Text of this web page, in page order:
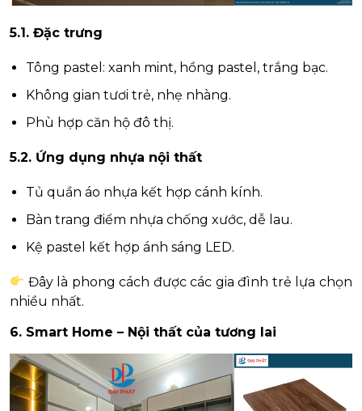
5.1. Đặc trưng
Tông pastel: xanh mint, hồng pastel, trắng bạc.
Không gian tươi trẻ, nhẹ nhàng.
Phù hợp căn hộ đô thị.
5.2. Ứng dụng nhựa nội thất
Tủ quần áo nhựa kết hợp cánh kính.
Bàn trang điểm nhựa chống xước, dễ lau.
Kệ pastel kết hợp ánh sáng LED.
Đây là phong cách được các gia đình trẻ lựa chọn
nhiều nhất.
6. Smart Home – Nội thất của tương lai